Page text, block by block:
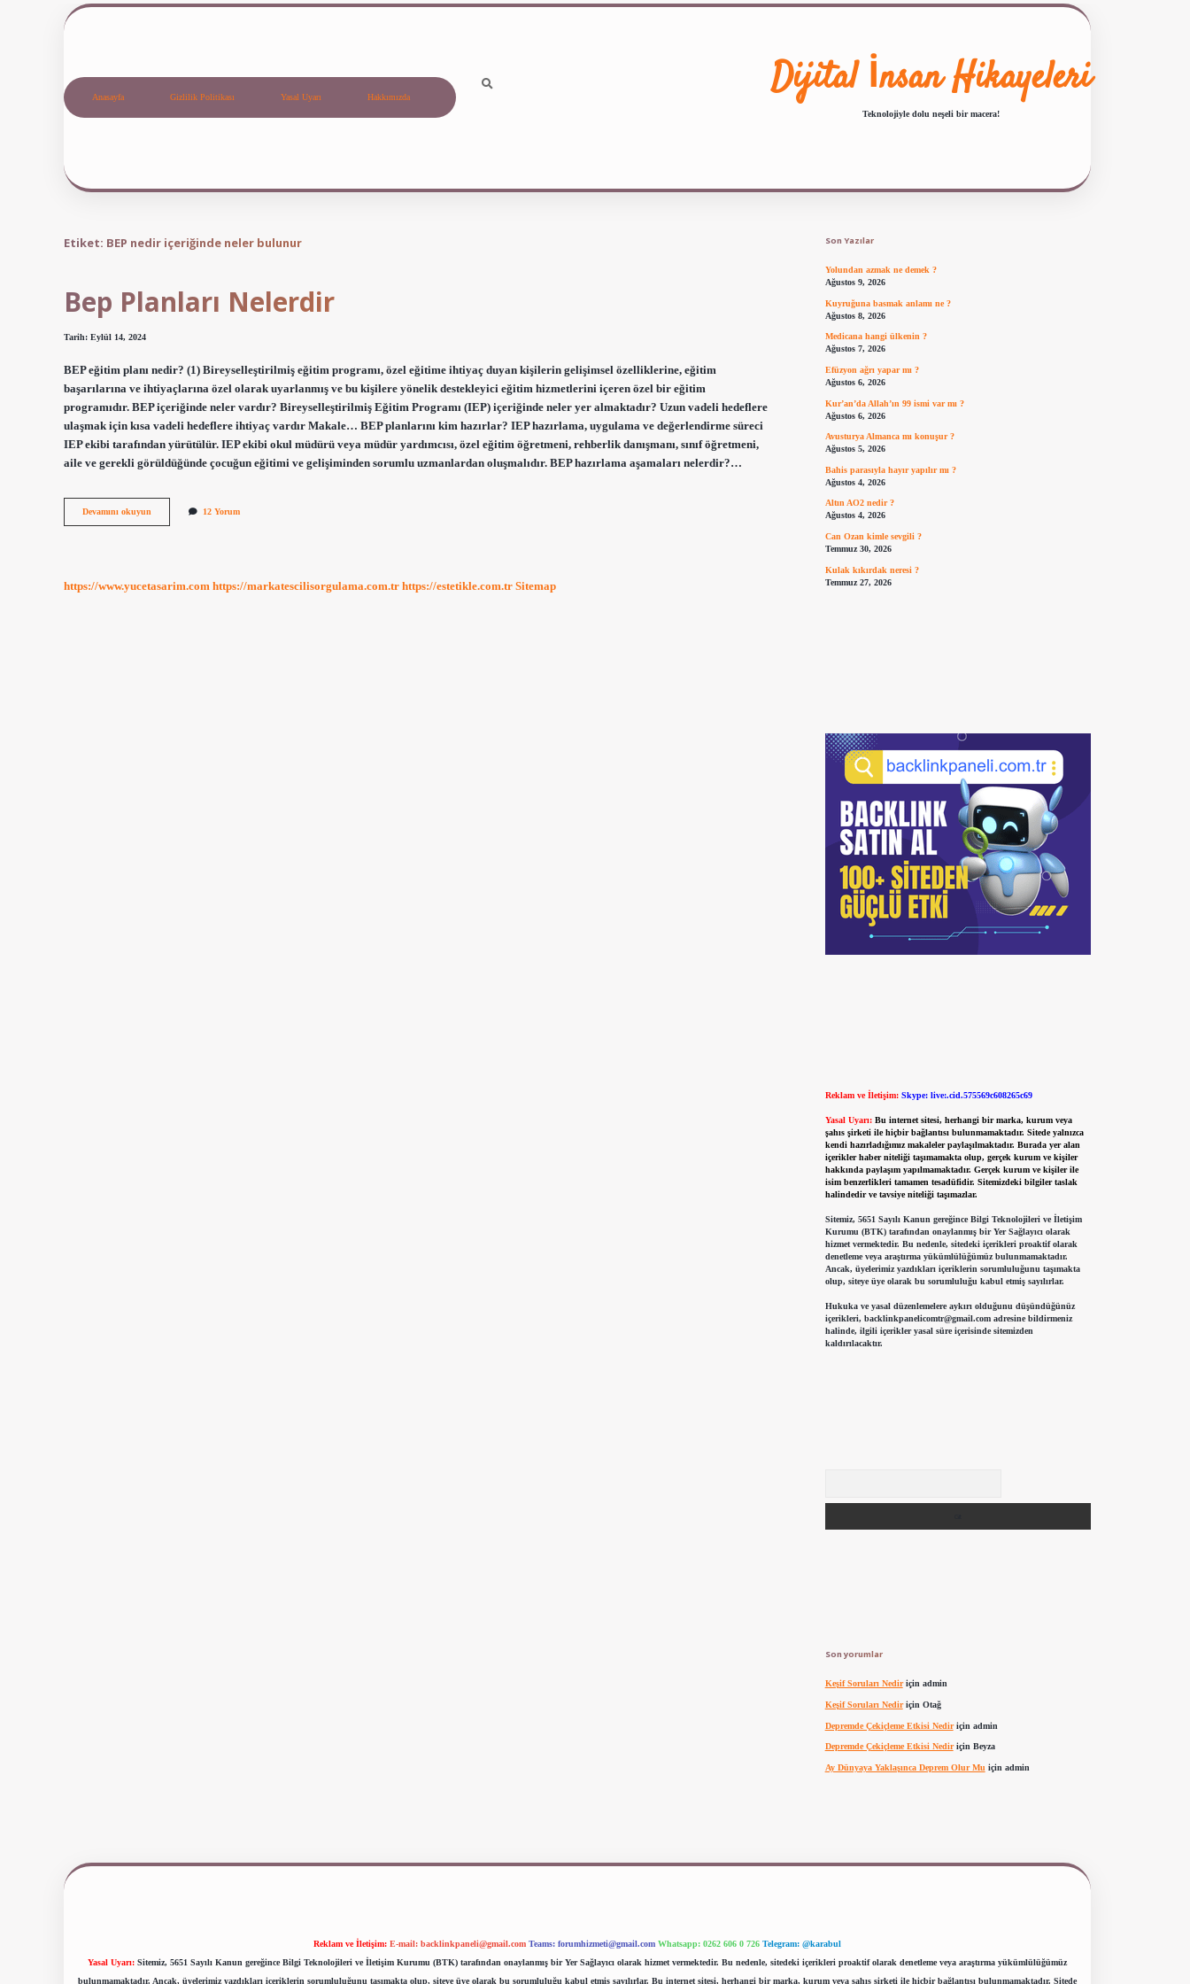
Anasayfa Gizlilik Politikası Yasal Uyarı Hakkımızda Dijital İnsan Hikayeleri
Teknolojiyle dolu neşeli bir macera!
Etiket: BEP nedir içeriğinde neler bulunur
Bep Planları Nelerdir
Tarih: Eylül 14, 2024
BEP eğitim planı nedir? (1) Bireyselleştirilmiş eğitim programı, özel eğitime ihtiyaç duyan kişilerin gelişimsel özelliklerine, eğitim
başarılarına ve ihtiyaçlarına özel olarak uyarlanmış ve bu kişilere yönelik destekleyici eğitim hizmetlerini içeren özel bir eğitim
programıdır. BEP içeriğinde neler vardır? Bireyselleştirilmiş Eğitim Programı (IEP) içeriğinde neler yer almaktadır? Uzun vadeli hedeflere
ulaşmak için kısa vadeli hedeflere ihtiyaç vardır Makale… BEP planlarını kim hazırlar? IEP hazırlama, uygulama ve değerlendirme süreci
IEP ekibi tarafından yürütülür. IEP ekibi okul müdürü veya müdür yardımcısı, özel eğitim öğretmeni, rehberlik danışmanı, sınıf öğretmeni,
aile ve gerekli görüldüğünde çocuğun eğitimi ve gelişiminden sorumlu uzmanlardan oluşmalıdır. BEP hazırlama aşamaları nelerdir?…
Devamını okuyun
Planları
12 Yorum
https://www.yucetasarim.com https://markatescilisorgulama.com.tr https://estetikle.com.tr Sitemap
Son Yazılar
Yolundan azmak ne demek ?
Ağustos 9, 2026
Kuyruğuna basmak anlamı ne ?
Ağustos 8, 2026
Medicana hangi ülkenin ?
Ağustos 7, 2026
Efüzyon ağrı yapar mı ?
Ağustos 6, 2026
Kur’an’da Allah’ın 99 ismi var mı ?
Ağustos 6, 2026
Avusturya Almanca mı konuşur ?
Ağustos 5, 2026
Bahis parasıyla hayır yapılır mı ?
Ağustos 4, 2026
Altın AO2 nedir ?
Ağustos 4, 2026
Can Ozan kimle sevgili ?
Temmuz 30, 2026
Kulak kıkırdak neresi ?
Temmuz 27, 2026
Reklam ve İletişim: Skype: live:.cid.575569c608265c69
Yasal Uyarı: Bu internet sitesi, herhangi bir marka, kurum veya
şahıs şirketi ile hiçbir bağlantısı bulunmamaktadır. Sitede yalnızca
kendi hazırladığımız makaleler paylaşılmaktadır. Burada yer alan
içerikler haber niteliği taşımamakta olup, gerçek kurum ve kişiler
hakkında paylaşım yapılmamaktadır. Gerçek kurum ve kişiler ile
isim benzerlikleri tamamen tesadüfidir. Sitemizdeki bilgiler taslak
halindedir ve tavsiye niteliği taşımazlar.
Sitemiz, 5651 Sayılı Kanun gereğince Bilgi Teknolojileri ve İletişim
Kurumu (BTK) tarafından onaylanmış bir Yer Sağlayıcı olarak
hizmet vermektedir. Bu nedenle, sitedeki içerikleri proaktif olarak
denetleme veya araştırma yükümlülüğümüz bulunmamaktadır.
Ancak, üyelerimiz yazdıkları içeriklerin sorumluluğunu taşımakta
olup, siteye üye olarak bu sorumluluğu kabul etmiş sayılırlar.
Hukuka ve yasal düzenlemelere aykırı olduğunu düşündüğünüz
içerikleri, backlinkpanelicomtr@gmail.comadresine bildirmeniz
halinde, ilgili içerikler yasal süre içerisinde sitemizden
kaldırılacaktır.
Son yorumlar
Keşif Soruları Nediriçin admin
Keşif Soruları Nediriçin Otağ
Depremde Çekiçleme Etkisi Nediriçin admin
Depremde Çekiçleme Etkisi Nediriçin Beyza
Ay Dünyaya Yaklaşınca Deprem Olur Mu için admin
Reklam ve İletişim: E-mail: backlinkpaneli@gmail.com Teams: forumhizmeti@gmail.com Whatsapp: 0262 606 0 726 Telegram: @karabul
Yasal Uyarı: Sitemiz, 5651 Sayılı Kanun gereğince Bilgi Teknolojileri ve İletişim Kurumu (BTK) tarafından onaylanmış bir Yer Sağlayıcı olarak hizmet vermektedir. Bu nedenle, sitedeki içerikleri proaktif olarak denetleme veya araştırma yükümlülüğümüz
bulunmamaktadır. Ancak, üyelerimiz yazdıkları içeriklerin sorumluluğunu taşımakta olup, siteye üye olarak bu sorumluluğu kabul etmiş sayılırlar. Bu internet sitesi, herhangi bir marka, kurum veya şahıs şirketi ile hiçbir bağlantısı bulunmamaktadır. Sitede